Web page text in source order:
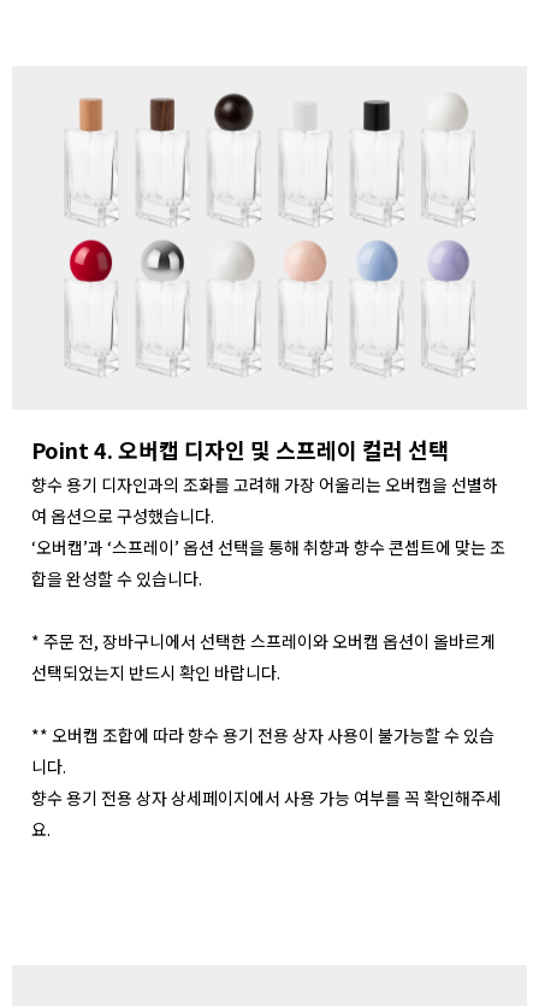
Point 4. 오버캡 디자인 및 스프레이 컬러 선택
향수 용기 디자인과의 조화를 고려해 가장 어울리는 오버캡을 선별하
여 옵션으로 구성했습니다.
‘오버캡’과 ‘스프레이’ 옵션 선택을 통해 취향과 향수 콘셉트에 맞는 조
합을 완성할 수 있습니다.
* 주문 전, 장바구니에서 선택한 스프레이와 오버캡 옵션이 올바르게
선택되었는지 반드시 확인 바랍니다.
** 오버캡 조합에 따라 향수 용기 전용 상자 사용이 불가능할 수 있습
니다.
향수 용기 전용 상자 상세페이지에서 사용 가능 여부를 꼭 확인해주세
요.